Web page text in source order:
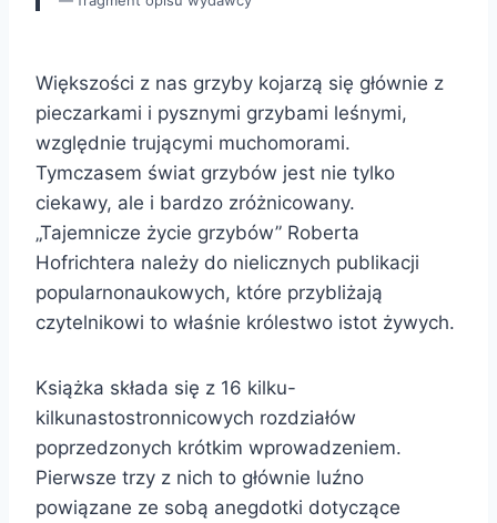
Większości z nas grzyby kojarzą się głównie z
pieczarkami i pysznymi grzybami leśnymi,
względnie trującymi muchomorami.
Tymczasem świat grzybów jest nie tylko
ciekawy, ale i bardzo zróżnicowany.
„Tajemnicze życie grzybów” Roberta
Hofrichtera należy do nielicznych publikacji
popularnonaukowych, które przybliżają
czytelnikowi to właśnie królestwo istot żywych.
Książka składa się z 16 kilku-
kilkunastostronnicowych rozdziałów
poprzedzonych krótkim wprowadzeniem.
Pierwsze trzy z nich to głównie luźno
powiązane ze sobą anegdotki dotyczące